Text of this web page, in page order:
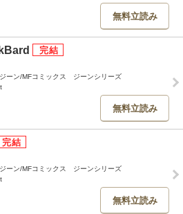
無料立読み
ーン/MFコミックス ジーンシリーズ
無料立読み
ーン/MFコミックス ジーンシリーズ
無料立読み